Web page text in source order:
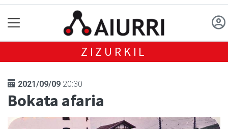
ZIZURKIL
2021/09/09 20:30
Bokata afaria